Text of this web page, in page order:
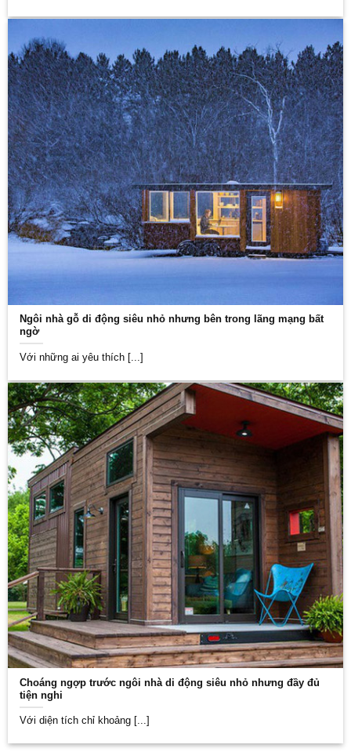
Ngôi nhà gỗ di động siêu nhỏ nhưng bên trong lãng mạng bất
ngờ
Với những ai yêu thích [...]
Choáng ngợp trước ngôi nhà di động siêu nhỏ nhưng đầy đủ
tiện nghi
Với diện tích chỉ khoảng [...]